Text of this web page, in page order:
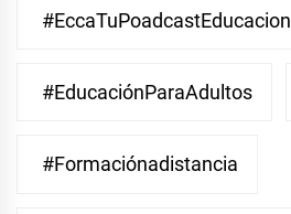
#EccaTuPoadcastEducacion
#EducaciónParaAdultos
#Formaciónadistancia